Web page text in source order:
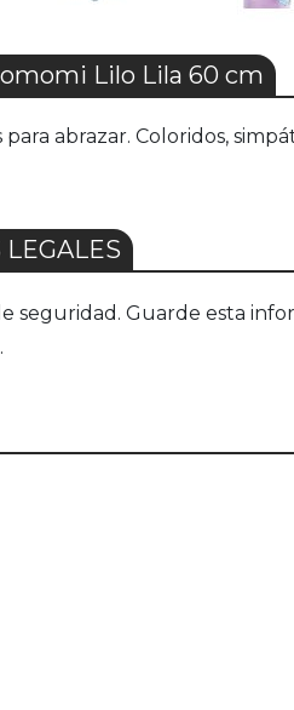
Lilo Lila 60 cm
abrazar. Coloridos,
LEGALES
seguridad. Guarde esta